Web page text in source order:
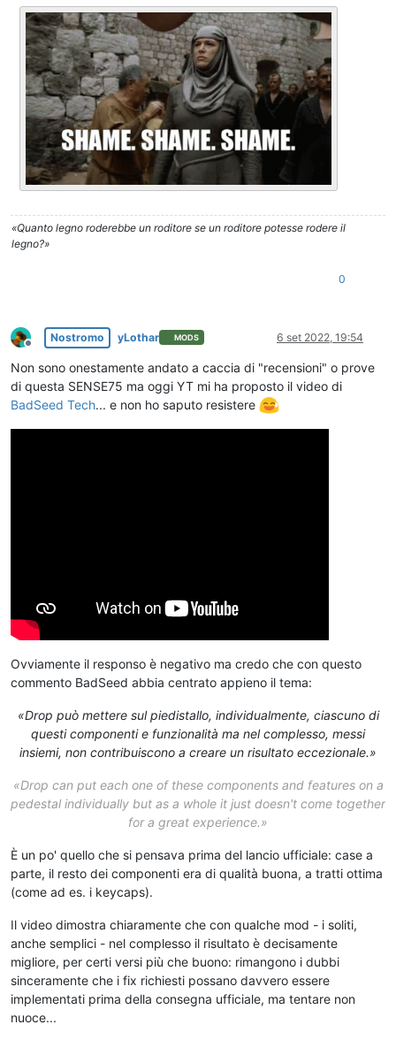
«Quanto legno roderebbe un roditore se un roditore potesse rodere il
legno?»
0
Non in linea
Nostromo yLothar MODS 6 set 2022, 19:54
Non sono onestamente andato a caccia di "recensioni" o prove
di questa SENSE75 ma oggi YT mi ha proposto il video di
BadSeed Tech... e non ho saputo resistere
Ovviamente il responso è negativo ma credo che con questo
commento BadSeed abbia centrato appieno il tema:
«Drop può mettere sul piedistallo, individualmente, ciascuno di
questi componenti e funzionalità ma nel complesso, messi
insiemi, non contribuiscono a creare un risultato eccezionale.»
«Drop can put each one of these components and features on a
pedestal individually but as a whole it just doesn't come together
for a great experience.»
È un po' quello che si pensava prima del lancio ufficiale: case a
parte, il resto dei componenti era di qualità buona, a tratti ottima
(come ad es. i keycaps).
Il video dimostra chiaramente che con qualche mod - i soliti,
anche semplici - nel complesso il risultato è decisamente
migliore, per certi versi più che buono: rimangono i dubbi
sinceramente che i fix richiesti possano davvero essere
implementati prima della consegna ufficiale, ma tentare non
nuoce...